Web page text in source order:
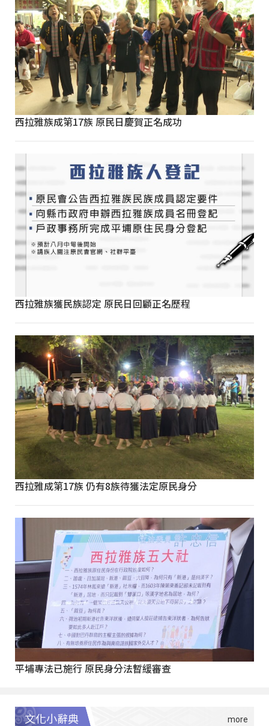
西拉雅族成第17族 原民日慶賀正名成功
西拉雅族獲民族認定 原民日回顧正名歷程
西拉雅成第17族 仍有8族待獲法定原民身分
平埔專法已施行 原民身分法暫緩審查
文化小辭典